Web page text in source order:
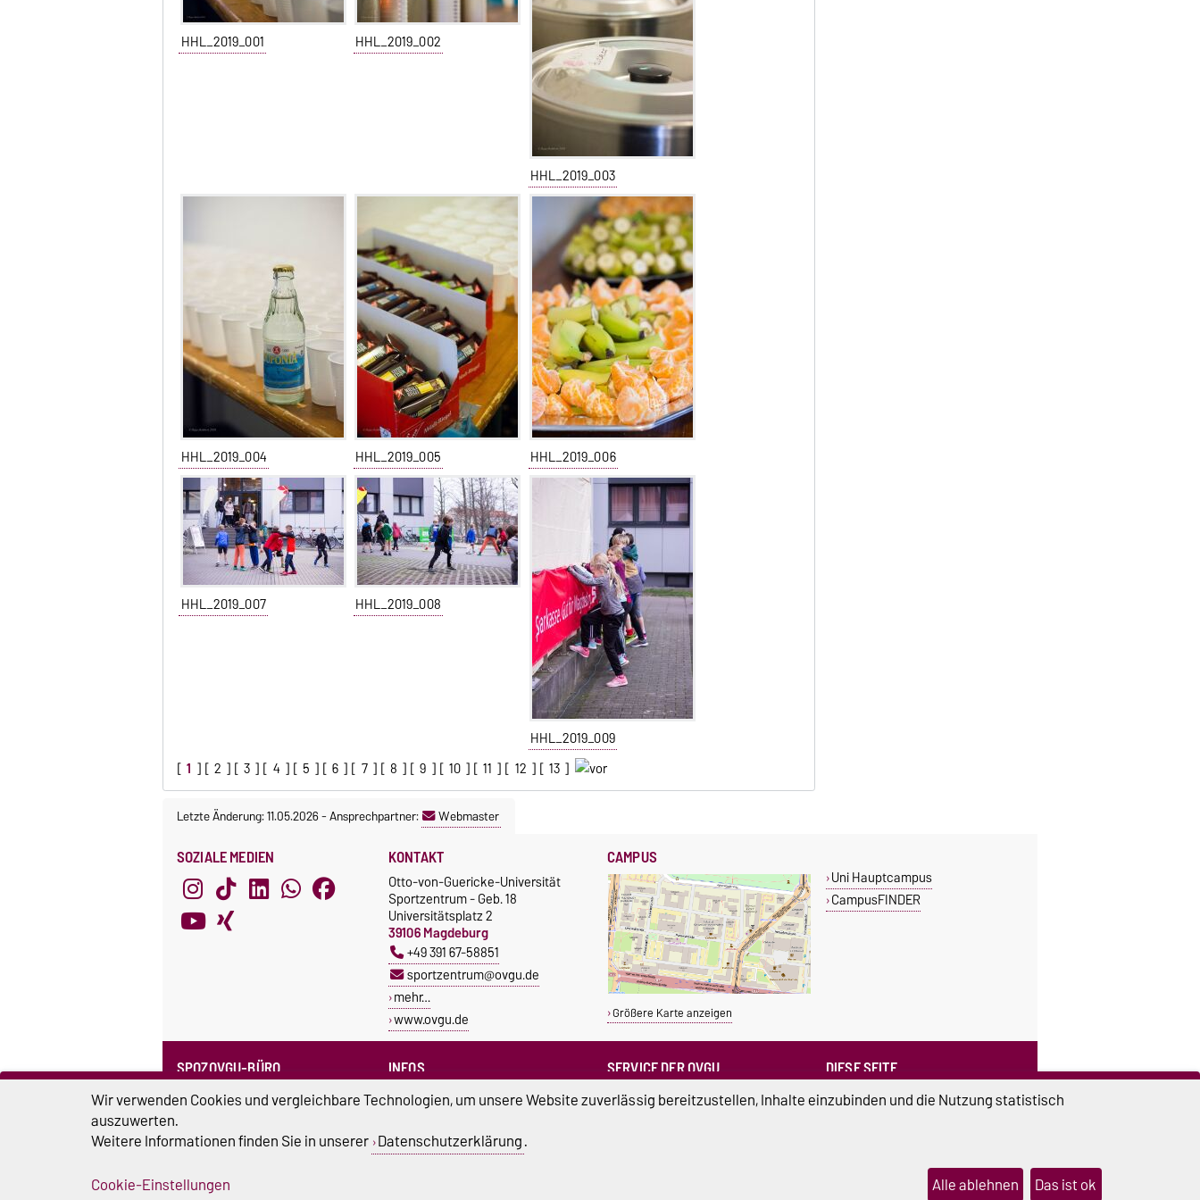
HHL_2019_001 HHL_2019_002
HHL_2019_003
HHL_2019_004 HHL_2019_005 HHL_2019_006
HHL_2019_007 HHL_2019_008
HHL_2019_009
[ 1 ] [ 2 ] [ 3 ] [ 4 ] [ 5 ] [ 6 ] [ 7 ] [ 8 ] [ 9 ] [ 10 ] [ 11 ] [ 12 ] [ 13 ]
Letzte Änderung: 11.05.2026-Ansprechpartner: Webmaster
SOZIALE MEDIEN KONTAKT
Otto-von-Guericke-Universität
Sportzentrum - Geb. 18
Universitätsplatz 2
39106 Magdeburg
+49 391 67-58851
sportzentrum@ovgu.de
mehr…
www.ovgu.de
CAMPUS
Größere Karte anzeigen
Uni Hauptcampus
CampusFINDER
SPOZOVGU-BÜRO
Sprechzeiten
INFOS
Campus Service Center
Studentenwerk
Studierendenrat
Sportreferent der Uni
SERVICE DER OVGU
Infopoint & Fundbüro
+49 391 67-54444
DIESE SEITE
Vorlesen
Wir verwenden Cookies und vergleichbare Technologien, um unsere Website zuverlässig bereitzustellen, Inhalte einzubinden und die Nutzung statistisch
auszuwerten.
Weitere Informationen finden Sie in unserer Datenschutzerklärung.
Cookie-Einstellungen
Alle ablehnen Das ist ok